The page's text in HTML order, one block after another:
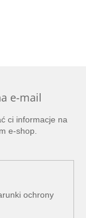
e-mail
ci informacje na
e-shop.
ochrony